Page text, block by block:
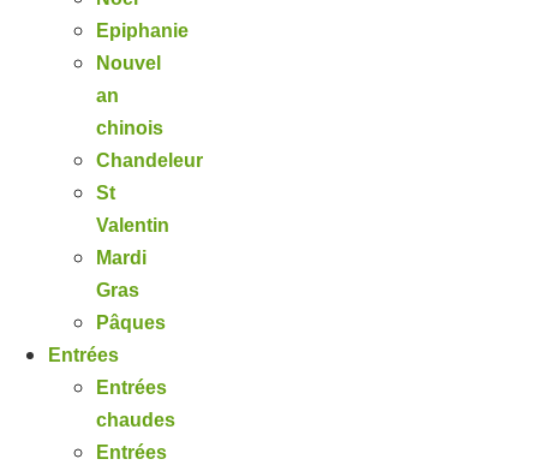
Epiphanie
Nouvel
an
chinois
Chandeleur
St
Valentin
Mardi
Gras
Pâques
Entrées
Entrées
chaudes
Entrées